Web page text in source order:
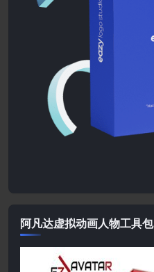
阿凡达虚拟动画人物工具包